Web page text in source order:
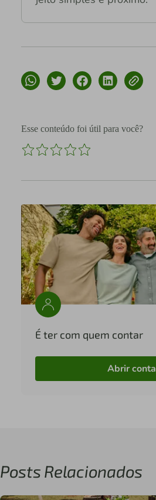
Esse conteúdo foi útil para você?
É ter com quem contar
Abrir conta
Posts Relacionados